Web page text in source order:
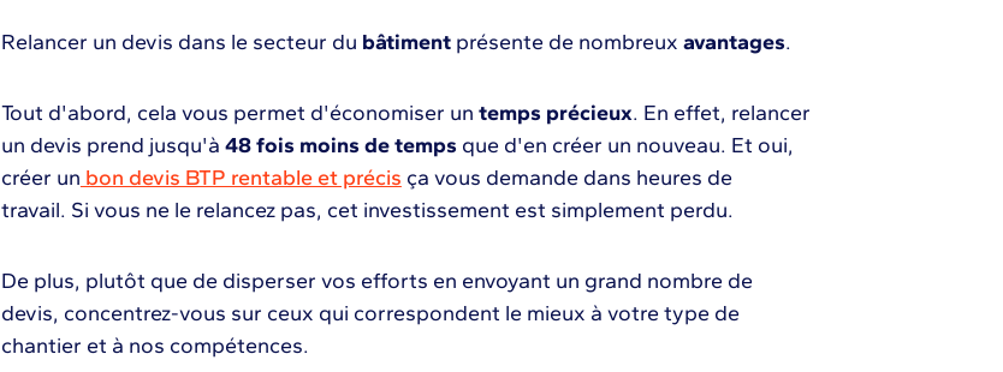
Relancer un devis dans le secteur du bâtimentprésente de nombreux avantages.
Tout d'abord, cela vous permet d'économiser un temps précieux. En effet, relancer
un devis prend jusqu'à 48 fois moins de temps que d'en créer un nouveau. Et oui,
créer un bon devis BTP rentable et précis ça vous demande dans heures de
travail. Si vous ne le relancez pas, cet investissement est simplement perdu.
De plus, plutôt que de disperser vos efforts en envoyant un grand nombre de
devis, concentrez-vous sur ceux qui correspondent le mieux à votre type de
chantier et à nos compétences.